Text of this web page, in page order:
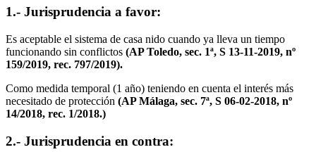
1.- Jurisprudencia a favor:
Es aceptable el sistema de casa nido cuando ya lleva un tiempo
funcionando sin conflictos (AP Toledo, sec. 1ª, S 13-11-2019, nº
159/2019, rec. 797/2019).
Como medida temporal (1 año) teniendo en cuenta el interés más
necesitado de protección (AP Málaga, sec. 7ª, S 06-02-2018, nº
14/2018, rec. 1/2018.)
2.- Jurisprudencia en contra: